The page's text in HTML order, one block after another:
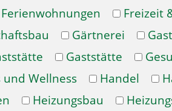
Ferienwohnungen Freizeit
Gärtnerei
Gaststätte
Wellness
Handel
Heizungsbau